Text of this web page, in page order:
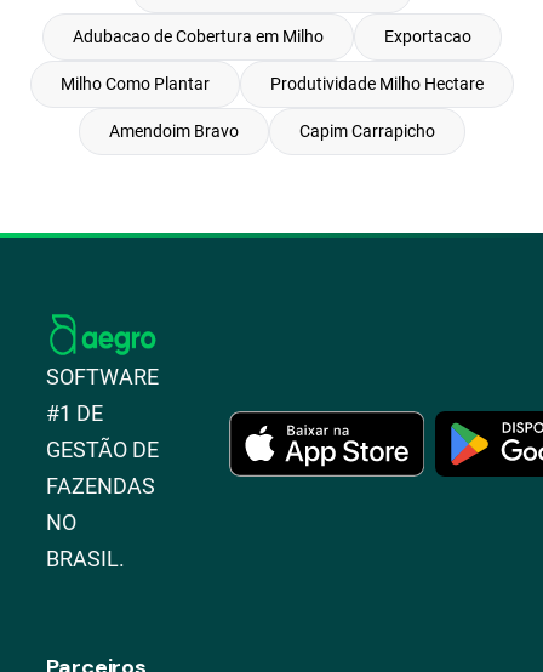
Adubacao de Cobertura em Milho Exportacao
Milho Como Plantar Produtividade Milho Hectare
Amendoim Bravo Capim Carrapicho
SOFTWARE
#1 DE
GESTÃO DE
FAZENDAS
NO
BRASIL.